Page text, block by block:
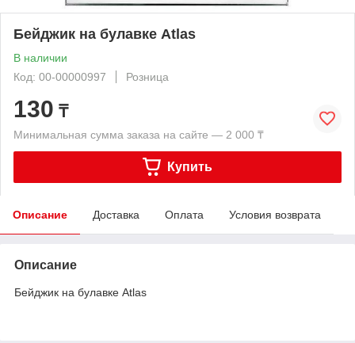
Бейджик на булавке Atlas
В наличии
Код: 00-00000997
Розница
130 ₸
Минимальная сумма заказа на сайте — 2 000 ₸
Купить
Описание Доставка Оплата Условия возврата
Описание
Бейджик на булавке Atlas